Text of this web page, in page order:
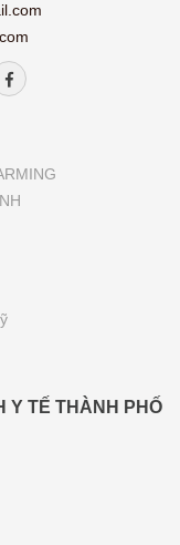
Y TẾ THÀNH PHỐ